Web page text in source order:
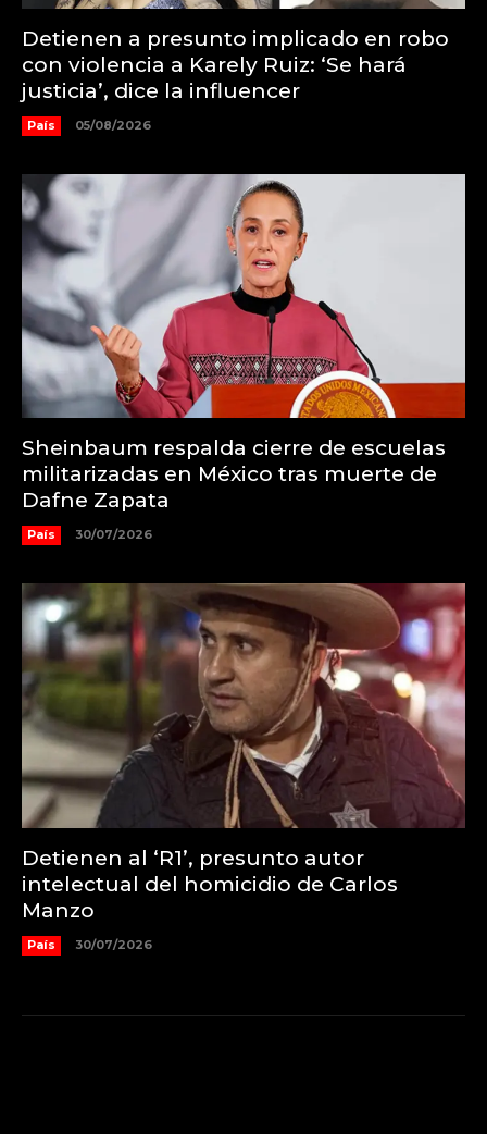
Detienen a presunto implicado en robo
con violencia a Karely Ruiz: ‘Se hará
justicia’, dice la influencer
País 05/08/2026
Sheinbaum respalda cierre de escuelas
militarizadas en México tras muerte de
Dafne Zapata
País 30/07/2026
Detienen al ‘R1’, presunto autor
intelectual del homicidio de Carlos
Manzo
País 30/07/2026